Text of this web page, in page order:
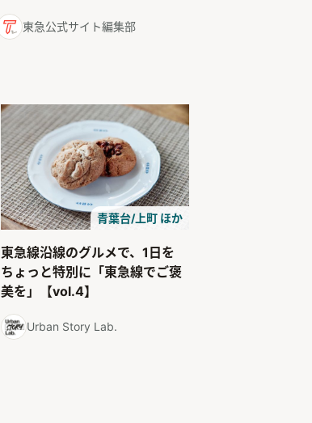
東急公式サイト編集部
青葉台/上町 ほか
東急線沿線のグルメで、1日を
ちょっと特別に「東急線でご褒
美を」【vol.4】
Urban Story Lab.